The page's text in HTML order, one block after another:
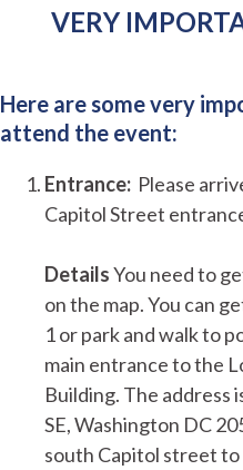
VERY
Here are some very
attend the event:
Entrance: Please
Capitol Street
DetailsYou need to
on the map. You can
1 or park and walk to
main entrance to the
Building. The address
SE, Washington DC
south Capitol street